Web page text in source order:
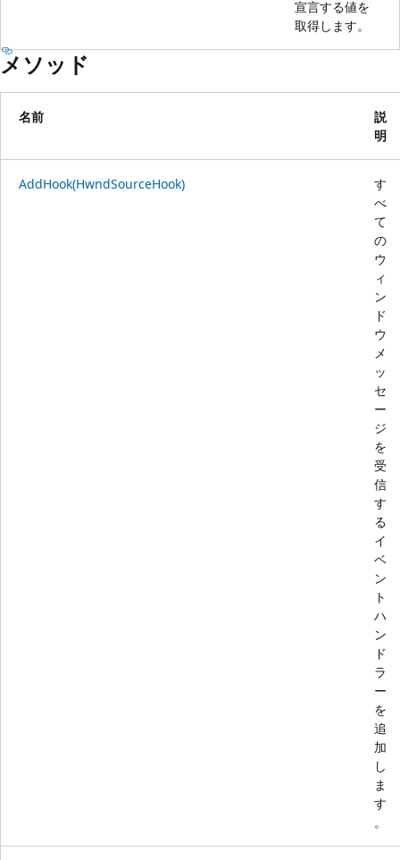
宣言する値を
取得します。
メソッド
名前
説
明
AddHook(HwndSourceHook)
す
べ
て
の
ウ
ィ
ン
ド
ウ
メ
ッ
セ
ー
ジ
を
受
信
す
る
イ
ベ
ン
ト
ハ
ン
ド
ラ
ー
を
追
加
し
ま
す
。